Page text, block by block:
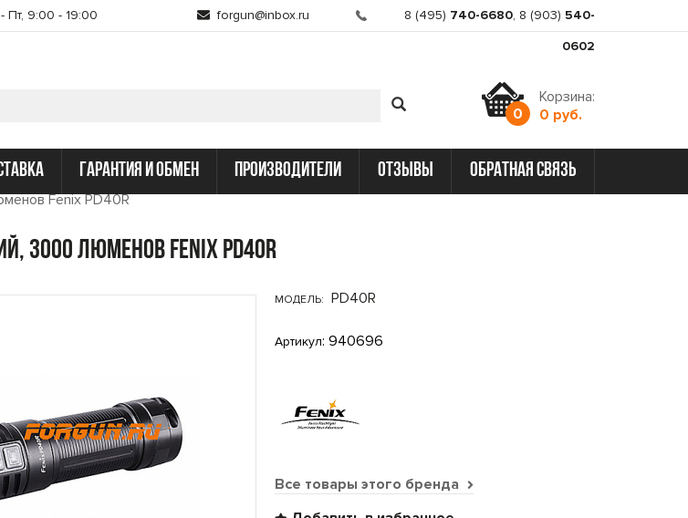
Пт, 9:00 - 19:00 forgun@inbox.ru 8 (495) 740-6680, 8 (903) 540-
0602
0
Корзина:
0 руб.
гарантия и обмен производители отзывы обратная связь
Fenix PD40R
3000 люменов Fenix PD40R
МОДЕЛЬ: PD40R
Артикул: 940696
Все товары этого бренда